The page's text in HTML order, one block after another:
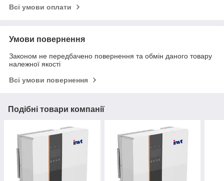
Всі умови оплати
Умови повернення
Законом не передбачено повернення та обмін даного товару
належної якості
Всі умови повернення
Подібні товари компанії